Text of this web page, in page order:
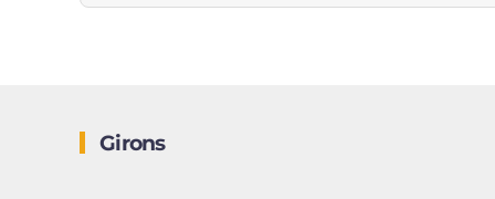
Girons